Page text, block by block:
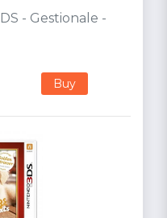
- Gestionale -
Buy